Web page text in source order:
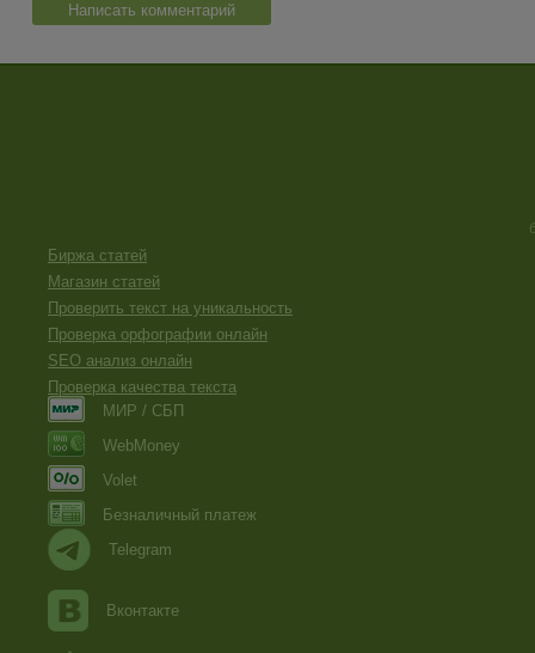
Написать комментарий
Биржа статей
Магазин статей
Проверить текст на уникальность
Проверка орфографии онлайн
SEO анализ онлайн
Проверка качества текста
МИР / СБП
WebMoney
Volet
Безналичный платеж
Telegram
Вконтакте